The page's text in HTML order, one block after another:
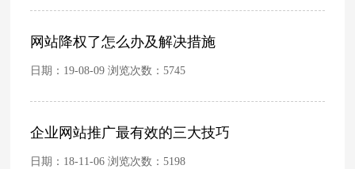
网站降权了怎么办及解决措施
日期：19-08-09 浏览次数：5745
企业网站推广最有效的三大技巧
日期：18-11-06 浏览次数：5198